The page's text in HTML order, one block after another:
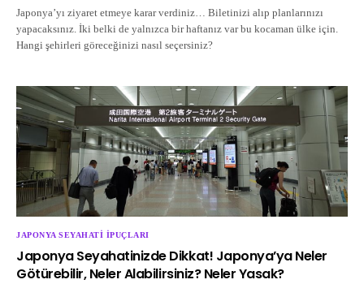
Japonya’yı ziyaret etmeye karar verdiniz… Biletinizi alıp planlarınızı
yapacaksınız. İki belki de yalnızca bir haftanız var bu kocaman ülke için.
Hangi şehirleri göreceğinizi nasıl seçersiniz?
JAPONYA SEYAHATI İPUÇLARI
Japonya Seyahatinizde Dikkat! Japonya’ya Neler
Götürebilir, Neler Alabilirsiniz? Neler Yasak?